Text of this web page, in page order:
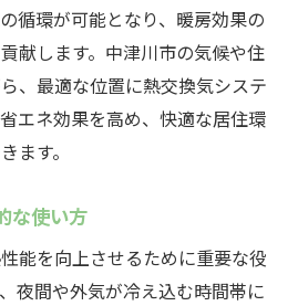
循環が可能となり、暖房効果の
献します。中津川市の気候や住
、最適な位置に熱交換気システ
エネ効果を高め、快適な居住環
ます。
な使い方
能を向上させるために重要な役
夜間や外気が冷え込む時間帯に